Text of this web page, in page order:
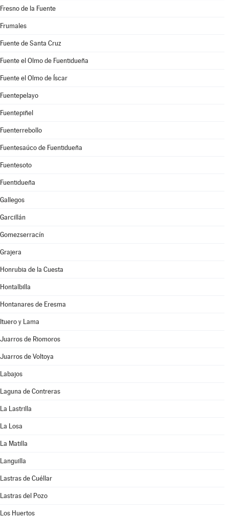
Fresno de la Fuente
Frumales
Fuente de Santa Cruz
Fuente el Olmo de Fuentidueña
Fuente el Olmo de Íscar
Fuentepelayo
Fuentepiñel
Fuenterrebollo
Fuentesaúco de Fuentidueña
Fuentesoto
Fuentidueña
Gallegos
Garcillán
Gomezserracín
Grajera
Honrubia de la Cuesta
Hontalbilla
Hontanares de Eresma
Ituero y Lama
Juarros de Riomoros
Juarros de Voltoya
Labajos
Laguna de Contreras
La Lastrilla
La Losa
La Matilla
Languilla
Lastras de Cuéllar
Lastras del Pozo
Los Huertos